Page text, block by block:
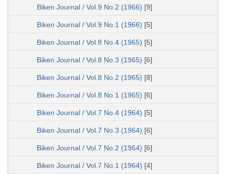
Biken Journal / Vol.9 No.2 (1966) [9]
Biken Journal / Vol.9 No.1 (1966) [5]
Biken Journal / Vol.8 No.4 (1965) [5]
Biken Journal / Vol.8 No.3 (1965) [6]
Biken Journal / Vol.8 No.2 (1965) [8]
Biken Journal / Vol.8 No.1 (1965) [6]
Biken Journal / Vol.7 No.4 (1964) [5]
Biken Journal / Vol.7 No.3 (1964) [6]
Biken Journal / Vol.7 No.2 (1964) [6]
Biken Journal / Vol.7 No.1 (1964) [4]